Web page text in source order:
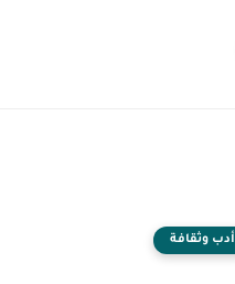
أدب وثقافة